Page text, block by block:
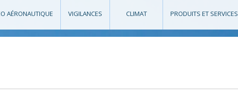
AÉRONAUTIQUE VIGILANCES CLIMAT PRODUITS ET SERVICES